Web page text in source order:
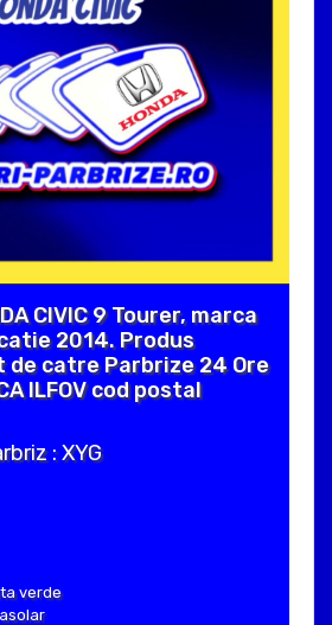
CIVIC 9 Tourer, marca
2014. Produs
de catre Parbrize 24 Ore
ILFOV cod postal
: XYG
verde